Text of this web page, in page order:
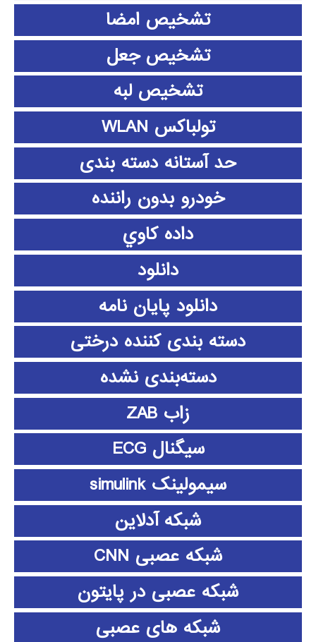
تشخیص امضا
تشخیص جعل
تشخیص لبه
تولباکس WLAN
حد آستانه دسته بندی
خودرو بدون راننده
داده كاوي
دانلود
دانلود پايان نامه
دسته بندی کننده درختی
دسته‌بندی نشده
زاب ZAB
سیگنال ECG
سیمولینک simulink
شبکه آدلاین
شبکه عصبی CNN
شبکه عصبی در پایتون
شبکه های عصبی